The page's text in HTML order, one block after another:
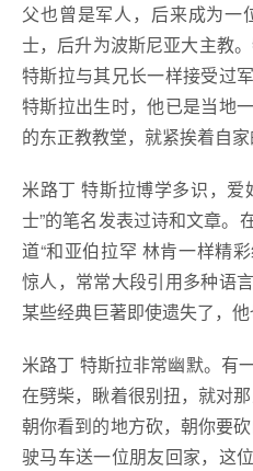
父也曾是军人，后来成为一
士，后升为波斯尼亚大主教
特斯拉与其兄长一样接受过
特斯拉出生时，他已是当地
的东正教教堂，就紧挨着自家
米路丁 特斯拉博学多识，爱
士”的笔名发表过诗和文章。
道“和亚伯拉罕 林肯一样精
惊人，常常大段引用多种语
某些经典巨著即使遗失了，
米路丁 特斯拉非常幽默。有
在劈柴，瞅着很别扭，就对
朝你看到的地方砍，朝你要
驶马车送一位朋友回家，这